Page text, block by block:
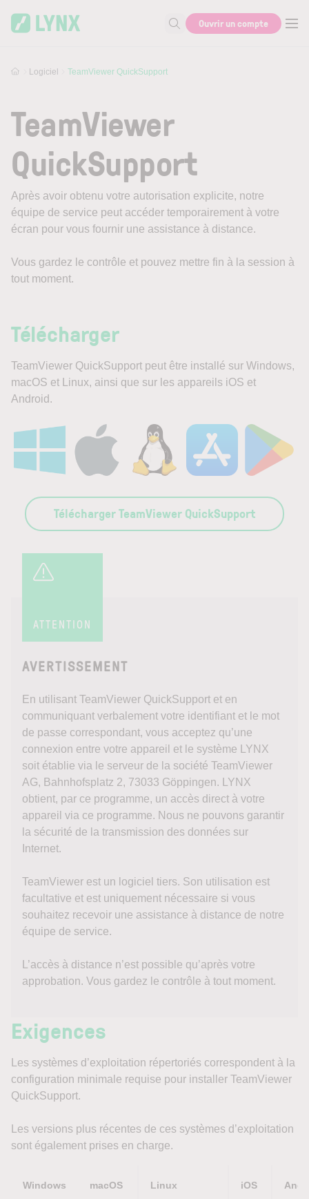
RechercheOuvrir un compte
Logiciel TeamViewer QuickSupport
TeamViewer
QuickSupport
Après avoir obtenu votre autorisation explicite, notre
équipe de service peut accéder temporairement à votre
écran pour vous fournir une assistance à distance.
Vous gardez le contrôle et pouvez mettre fin à la session à
tout moment.
Télécharger
TeamViewer QuickSupport peut être installé sur Windows,
macOS et Linux, ainsi que sur les appareils iOS et
Android.
Télécharger TeamViewer QuickSupport
ATTENTION
AVERTISSEMENT
En utilisant TeamViewer QuickSupport et en
communiquant verbalement votre identifiant et le mot
de passe correspondant, vous acceptez qu’une
connexion entre votre appareil et le système LYNX
soit établie via le serveur de la société TeamViewer
AG, Bahnhofsplatz 2, 73033 Göppingen. LYNX
obtient, par ce programme, un accès direct à votre
appareil via ce programme. Nous ne pouvons garantir
la sécurité de la transmission des données sur
Internet.
TeamViewer est un logiciel tiers. Son utilisation est
facultative et est uniquement nécessaire si vous
souhaitez recevoir une assistance à distance de notre
équipe de service.
L’accès à distance n’est possible qu’après votre
approbation. Vous gardez le contrôle à tout moment.
Exigences
Les systèmes d’exploitation répertoriés correspondent à la
configuration minimale requise pour installer TeamViewer
QuickSupport.
Les versions plus récentes de ces systèmes d’exploitation
sont également prises en charge.
Windows macOS Linux iOS